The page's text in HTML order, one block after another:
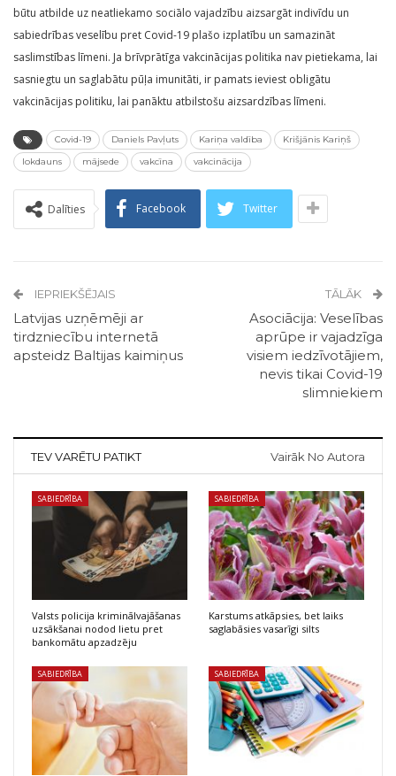
būtu atbilde uz neatliekamo sociālo vajadzību aizsargāt indivīdu un
sabiedrības veselību pret Covid-19 plašo izplatību un samazināt
saslimstības līmeni. Ja brīvprātīga vakcinācijas politika nav pietiekama, lai
sasniegtu un saglabātu pūļa imunitāti, ir pamats ieviest obligātu
vakcinācijas politiku, lai panāktu atbilstošu aizsardzības līmeni.
Covid-19 Daniels Pavļuts Kariņa valdība
Krišjānis Kariņš
lokdauns
mājsede vakcīna vakcinācija
Dalīties Facebook Twitter
IEPRIEKŠĒJAIS
Latvijas uzņēmēji ar
tirdzniecību internetā
apsteidz Baltijas kaimiņus
TĀLĀK
Asociācija: Veselības
aprūpe ir vajadzīga
visiem iedzīvotājiem,
nevis tikai Covid-19
slimniekiem
TEV VARĒTU PATIKT Vairāk No Autora
SABIEDRĪBA
Valsts policija kriminālvajāšanas
uzsākšanai nodod lietu pret
bankomātu apzadzēju
SABIEDRĪBA
Karstums atkāpsies, bet laiks
saglabāsies vasarīgi silts
SABIEDRĪBA SABIEDRĪBA